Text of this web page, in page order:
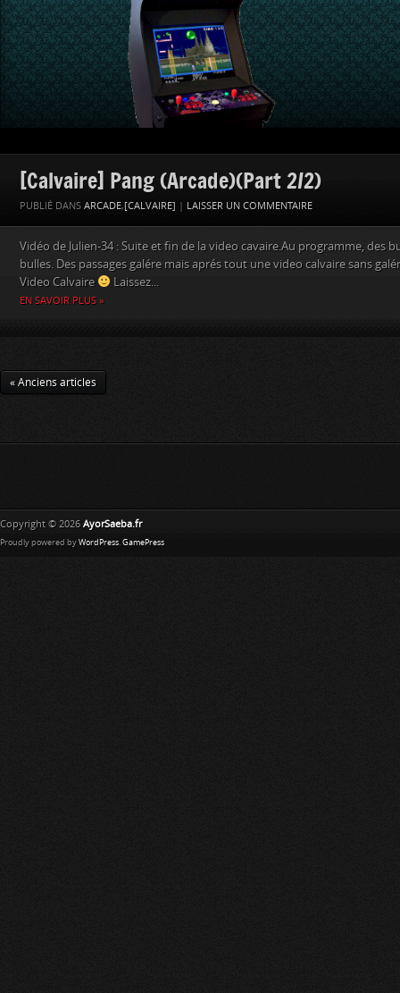
[Calvaire] Pang (Arcade)(Part 2/2)
PUBLIÉ DANS ARCADE,[CALVAIRE] LAISSER UN COMMENTAIRE
Vidéo de Julien-34 : Suite et fin de la video cavaire.Au programme, des
bulles. Des passages galére mais aprés tout une video calvaire sans
Video Calvaire
Laissez...
EN SAVOIR PLUS »
« Anciens articles
Copyright © 2026 AyorSaeba.fr
Proudly powered by WordPress. GamePress